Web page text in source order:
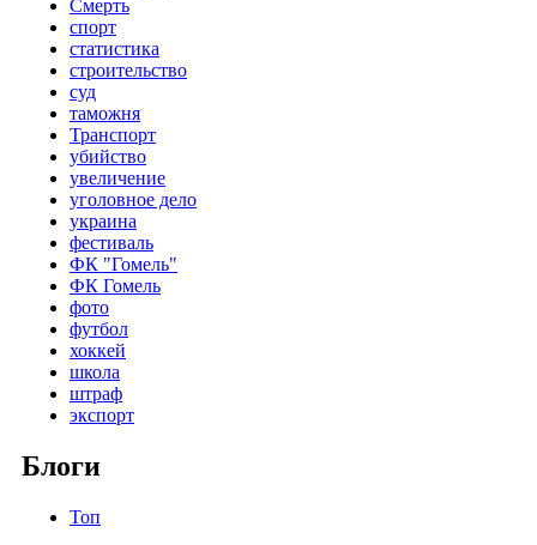
Смерть
спорт
статистика
строительство
суд
таможня
Транспорт
убийство
увеличение
уголовное дело
украина
фестиваль
ФК "Гомель"
ФК Гомель
фото
футбол
хоккей
школа
штраф
экспорт
Блоги
Топ